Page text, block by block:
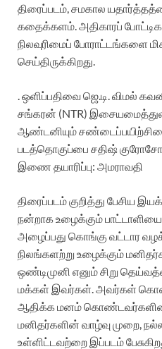
திரைப்படம், சமகால
கதைக்களம். அதிகாரப்
நிலவுரிமைப் போராட்டங்களை
செய்திருக்கிறது.
. ஒளிப்பதிவை ஜெ.டி. விமல்
சங்கரன் (NTR)
ஆண்டனியும்
படத்தொகுப்பை சதிஷ்
இணை தயாரிப்பு: அமராவதி
திரைப்படம் குறித்து பேசிய
நன்றாக உழைக்கும்
அழைப்பது கொங்கு வட்டார
நிலங்களற்று உழைக்கும்
ஒண்டிமுனி எனும் சிறு
மக்கள் இவர்கள். அவர்கள்
ஆதிக்க மனம் கொண்டவர்களின்
மனிதர்களின் வாழ்வு முறை,
உள்ளிட்டவற்றை இப்படம்